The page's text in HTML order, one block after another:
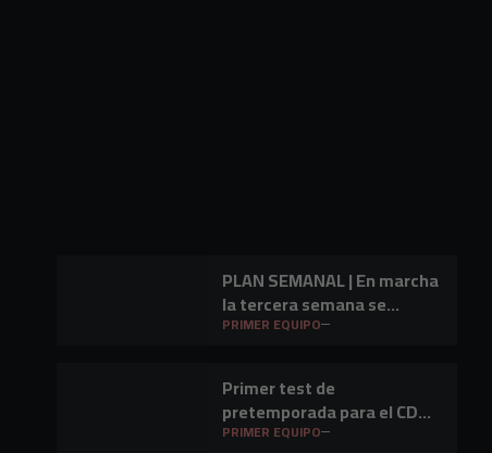
PLAN SEMANAL | En marcha
la tercera semana se
preparación
PRIMER EQUIPO
Primer test de
pretemporada para el CD
Mirandés en Lasesarre
PRIMER EQUIPO